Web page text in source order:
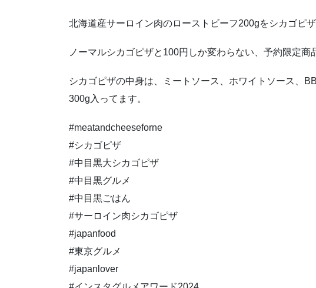
北海道産サーロイン肉のローストビーフ200gをシカゴピザ
ノーマルシカゴピザと100円しか変わらない、予約限定商
シカゴピザの中身は、ミートソース、ホワイトソース、
300g入ってます。
#meatandcheeseforne
#シカゴピザ
#中目黒大シカゴピザ
#中目黒グルメ
#中目黒ごはん
#サーロイン肉シカゴピザ
#japanfood
#東京グルメ
#japanlover